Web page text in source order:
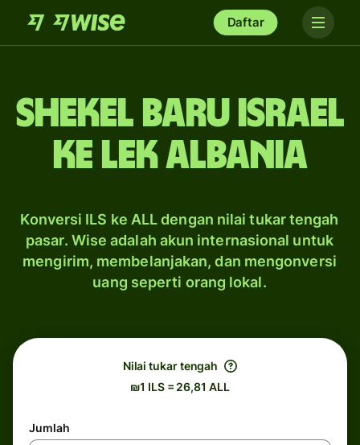
Daftar
shekel baru Israel
ke lek Albania
Konversi ILS ke ALL dengan nilai tukar tengah
pasar. Wise adalah akun internasional untuk
mengirim, membelanjakan, dan mengonversi
uang seperti orang lokal.
Nilai tukar tengah
₪1 ILS = 26,81 ALL
Jumlah